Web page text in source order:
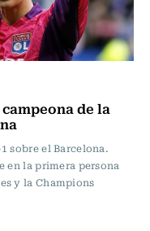
de la
sobre el Barcelona.
en la primera persona
y la Champions